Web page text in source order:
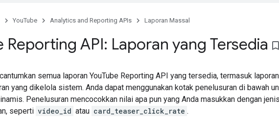
YouTube Analytics and Reporting APIs Laporan Massal
Reporting API: Laporan yang Tersedia bookmark_border
semua laporan YouTube Reporting API yang tersedia, termasuk
yang dikelola sistem. Anda dapat menggunakan kotak penelusuran di bawah
Penelusuran mencocokkan nilai apa pun yang Anda masukkan dengan
seperti video_id atau card_teaser_click_rate .